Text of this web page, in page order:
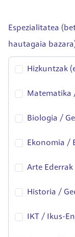
Espezialitatea
hautagaia
Hizkuntzak
Matematika
Biologia /
Ekonomia /
Arte Ederrak
Historia /
IKT / Ikus-